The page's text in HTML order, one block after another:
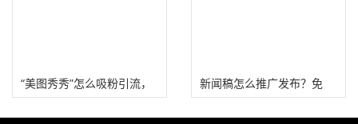
“美图秀秀”怎么吸粉引流，
新闻稿怎么推广发布？免